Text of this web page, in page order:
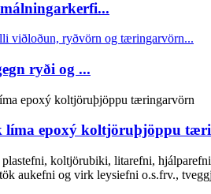
ryði og ...
líma epoxý koltjöruþjöppu
plastefni, koltjörubiki, litarefni,
aukefni og virk leysiefni o.s.frv.,